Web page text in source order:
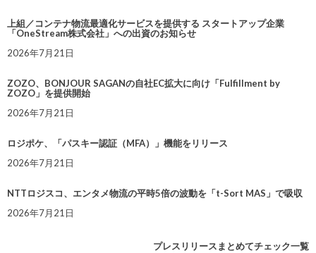
上組／コンテナ物流最適化サービスを提供する スタートアップ企業
「OneStream株式会社」への出資のお知らせ
2026年7月21日
ZOZO、BONJOUR SAGANの自社EC拡大に向け「Fulfillment by
ZOZO」を提供開始
2026年7月21日
ロジポケ、「パスキー認証（MFA）」機能をリリース
2026年7月21日
NTTロジスコ、エンタメ物流の平時5倍の波動を「t-Sort MAS」で吸収
2026年7月21日
プレスリリースまとめてチェック一覧